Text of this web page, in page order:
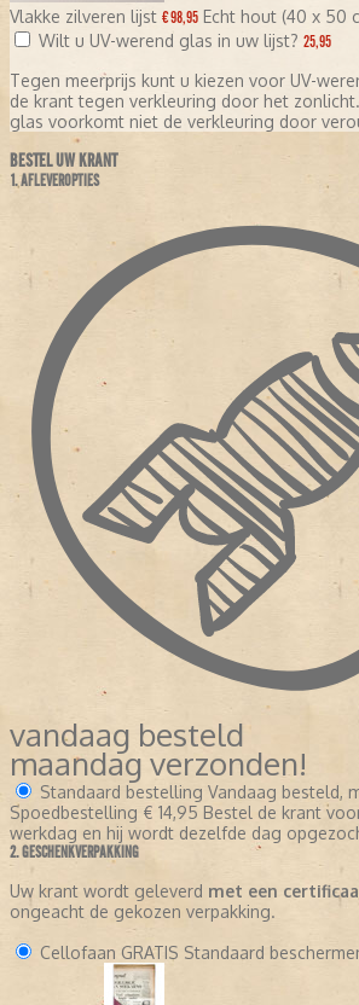
Vlakke zilveren lijst € 98,95 Echt hout (40 x 50
Wilt u UV-werend glas in uw lijst? 25,95
Tegen meerprijs kunt u kiezen voor UV-
de krant tegen verkleuring door het
glas voorkomt niet de verkleuring door
BESTEL UW KRANT
1. AFLEVEROPTIES
vandaag besteld
maandag verzonden!
Standaard bestelling Vandaag besteld,
Spoedbestelling € 14,95 Bestel de krant
werkdag en hij wordt dezelfde dag
2. GESCHENKVERPAKKING
Uw krant wordt geleverd met een
ongeacht de gekozen verpakking.
Cellofaan GRATIS Standaard